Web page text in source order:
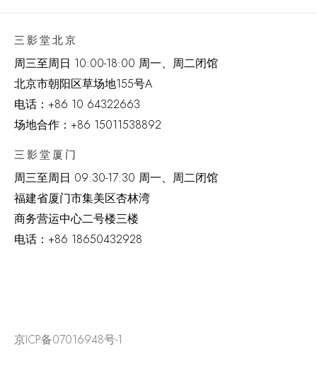
三影堂北京
周三至周日 10:00-18:00 周一、周二闭馆
北京市朝阳区草场地155号A
电话： +86 10 64322663
场地合作：+86 15011538892
三影堂厦门
周三至周日 09:30-17:30 周一、周二闭馆
福建省厦门市集美区杏林湾
商务营运中心二号楼三楼
电话： +86 18650432928
京ICP备07016948号-1